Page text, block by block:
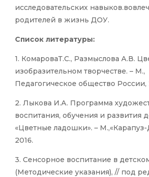
исследовательских
родителей в жизнь ДОУ.
Список литературы:
1. КомароваТ.С., Размыслова А.В.
изобразительном творчестве. – М.,
Педагогическое общество России,
2. Лыкова И.А. Программа
воспитания, обучения и развития
«Цветные ладошки». – М.,«Карапуз-
2016.
3. Сенсорное воспитание в
(Методические указания), // под